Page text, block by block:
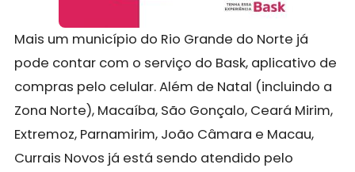
Mais um município do Rio Grande do Norte já
pode contar com o serviço do Bask, aplicativo de
compras pelo celular. Além de Natal (incluindo a
Zona Norte), Macaíba, São Gonçalo, Ceará Mirim,
Extremoz, Parnamirim, João Câmara e Macau,
Currais Novos já está sendo atendido pelo